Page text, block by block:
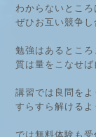
わからないところ
ぜひお互い競争し
勉強はあるところ
質は量をこなせば
講習では良問を
すらすら解けるよ
では無料体験も受